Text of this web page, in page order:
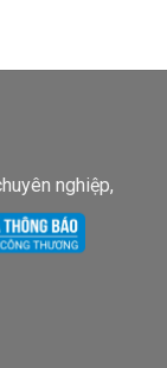
nghiệp,